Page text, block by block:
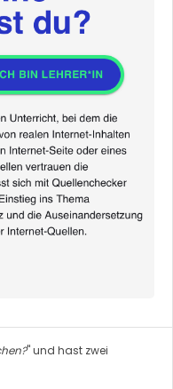
" und hast zwei